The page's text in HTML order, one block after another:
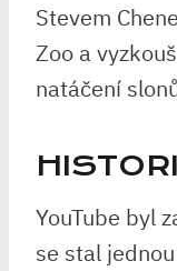
Stevem
Zoo a
natáčení
YouTube byl
se stal